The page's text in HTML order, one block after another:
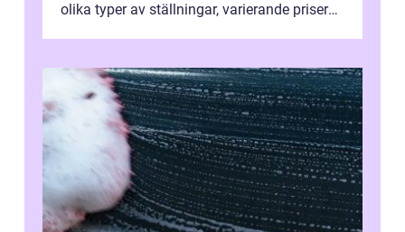
olika typer av ställningar, varierande priser